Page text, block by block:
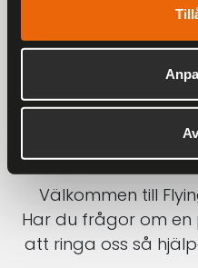
Välkommen till
Har du frågor om en
att ringa oss så